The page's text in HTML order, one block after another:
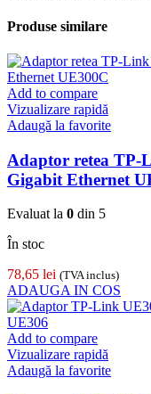
Produse similare
Add to compare
Vizualizare rapidă
Adaugă la favorite
Adaptor retea TP-
Gigabit Ethernet
Evaluat la 0 din 5
În stoc
78,65 lei (TVA inclus)
ADAUGA IN COS
Add to compare
Vizualizare rapidă
Adaugă la favorite